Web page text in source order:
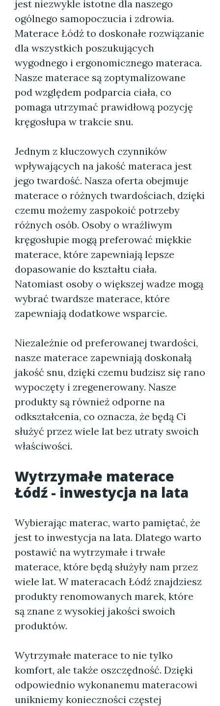
jest niezwykle istotne dla naszego
ogólnego samopoczucia i zdrowia.
Materace Łódź to doskonałe rozwiązanie
dla wszystkich poszukujących
wygodnego i ergonomicznego materaca.
Nasze materace są zoptymalizowane
pod względem podparcia ciała, co
pomaga utrzymać prawidłową pozycję
kręgosłupa w trakcie snu.
Jednym z kluczowych czynników
wpływających na jakość materaca jest
jego twardość. Nasza oferta obejmuje
materace o różnych twardościach, dzięki
czemu możemy zaspokoić potrzeby
różnych osób. Osoby o wrażliwym
kręgosłupie mogą preferować miękkie
materace, które zapewniają lepsze
dopasowanie do kształtu ciała.
Natomiast osoby o większej wadze mogą
wybrać twardsze materace, które
zapewniają dodatkowe wsparcie.
Niezależnie od preferowanej twardości,
nasze materace zapewniają doskonałą
jakość snu, dzięki czemu budzisz się rano
wypoczęty i zregenerowany. Nasze
produkty są również odporne na
odkształcenia, co oznacza, że będą Ci
służyć przez wiele lat bez utraty swoich
właściwości.
Wytrzymałe materace
Łódź - inwestycja na lata
Wybierając materac, warto pamiętać, że
jest to inwestycja na lata. Dlatego warto
postawić na wytrzymałe i trwałe
materace, które będą służyły nam przez
wiele lat. W materacach Łódź znajdziesz
produkty renomowanych marek, które
są znane z wysokiej jakości swoich
produktów.
Wytrzymałe materace to nie tylko
komfort, ale także oszczędność. Dzięki
odpowiednio wykonanemu materacowi
unikniemy konieczności częstej